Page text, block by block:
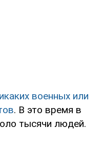
военных или
. В это время в
тысячи людей.